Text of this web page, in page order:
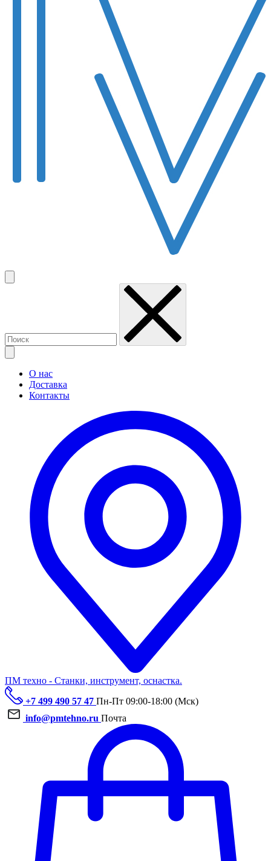
О нас
Доставка
Контакты
ПМ техно - Станки, инструмент, оснастка.
+7 499 490 57 47 Пн-Пт 09:00-18:00 (Мск)
info@pmtehno.ru Почта